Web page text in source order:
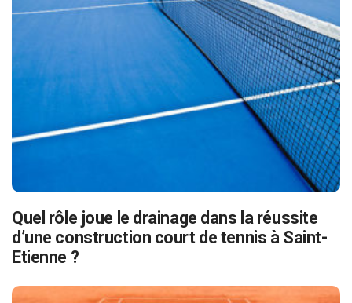
Quel rôle joue le drainage dans la réussite
d’une construction court de tennis à Saint-
Etienne ?